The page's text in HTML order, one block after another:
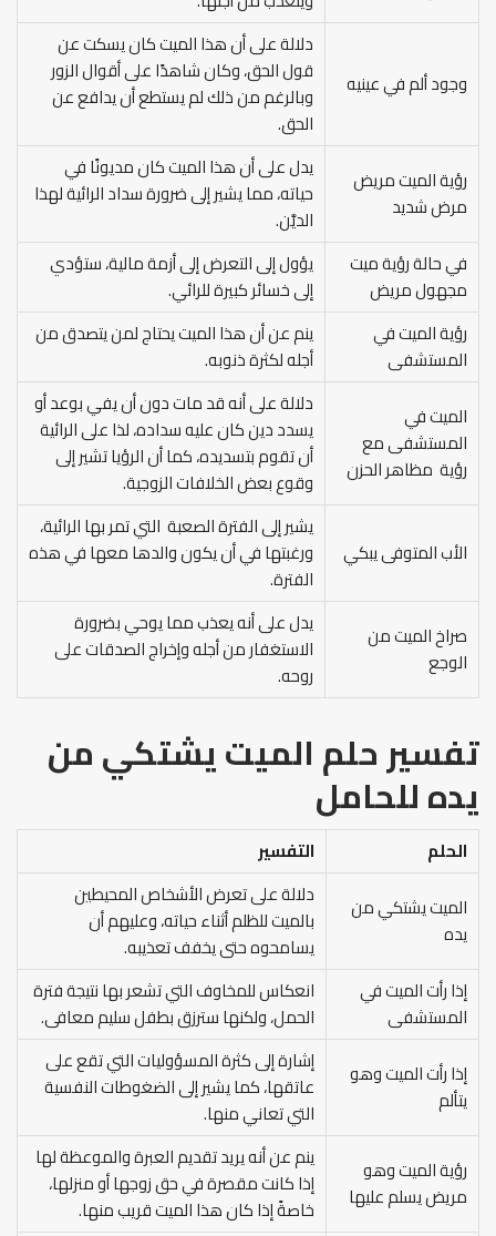
وجود ألم في عينيه
دلالة على أن هذا الميت كان يسكت عن
قول الحق، وكان شاهدًا على أقوال الزور
وبالرغم من ذلك لم يستطع أن يدافع عن
الحق.
رؤية الميت مريض
مرض شديد
يدل على أن هذا الميت كان مديونًا في
حياته، مما يشير إلى ضرورة سداد الرائية لهذا
الديَّن.
في حالة رؤية ميت
مجهول مريض
يؤول إلى التعرض إلى أزمة مالية، ستؤدي
إلى خسائر كبيرة للرائي.
رؤية الميت في
المستشفى
ينم عن أن هذا الميت يحتاج لمن يتصدق من
أجله لكثرة ذنوبه.
الميت في
المستشفى مع
رؤية مظاهر الحزن
دلالة على أنه قد مات دون أن يفي بوعد أو
يسدد دين كان عليه سداده، لذا على الرائية
أن تقوم بتسديده، كما أن الرؤيا تشير إلى
وقوع بعض الخلافات الزوجية.
الأب المتوفى يبكي
يشير إلى الفترة الصعبة التي تمر بها الرائية،
ورغبتها في أن يكون والدها معها في هذه
الفترة.
صراخ الميت من
الوجع
يدل على أنه يعذب مما يوحي بضرورة
الاستغفار من أجله وإخراج الصدقات على
روحه.
تفسير حلم الميت يشتكي من
يدهللحامل
الحلم
التفسير
الميت يشتكي من
يده
دلالة على تعرض الأشخاص المحيطين
بالميت للظلم أثناء حياته، وعليهم أن
يسامحوه حتى يخفف تعذيبه.
إذا رأت الميت في
المستشفى
انعكاس للمخاوف التي تشعر بها نتيجة فترة
الحمل، ولكنها سترزق بطفل سليم معافى.
إذا رأت الميت وهو
يتألم
إشارة إلى كثرة المسؤوليات التي تقع على
عاتقها، كما يشير إلى الضغوطات النفسية
التي تعاني منها.
رؤية الميت وهو
مريض يسلم عليها
ينم عن أنه يريد تقديم العبرة والموعظة لها
إذا كانت مقصرة في حق زوجها أو منزلها،
خاصةً إذا كان هذا الميت قريب منها.